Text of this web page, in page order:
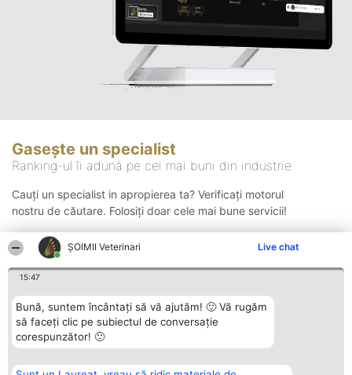
ȘOIMII Veterinari Live chat
15:47
Bună, suntem încântați să vă ajutăm! 🙂 Vă rugăm
să faceți clic pe subiectul de conversație
corespunzător! 🙂
Gasește un specialist
Ranking-ul îi adună pe cei mai buni din industrie
Cauți un specialist in apropierea ta? Verificați motorul
nostru de căutare. Folosiți doar cele mai bune servicii!